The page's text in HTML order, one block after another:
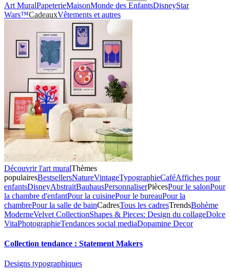
Art MuralPapeterieMaisonMonde des EnfantsDisneyStar
Wars™CadeauxVêtements et autres
Découvrir l'art muralThèmes
populairesBestsellersNatureVintageTypographieCaféAffiches pour
enfantsDisneyAbstraitBauhausPersonnaliserPiècesPour le salonPour
la chambre d'enfantPour la cuisinePour le bureauPour la
chambrePour la salle de bainCadresTous les cadresTrendsBohème
ModerneVelvet CollectionShapes & Pieces: Design du collageDolce
VitaPhotographieTendances social mediaDopamine Decor
Collection tendance : Statement Makers
Designs typographiques